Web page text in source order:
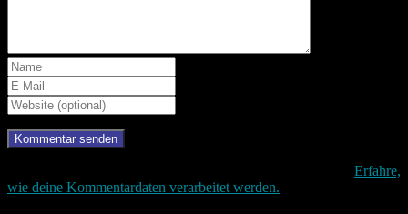
Erfahre,
wie deine Kommentardaten verarbeitet werden.